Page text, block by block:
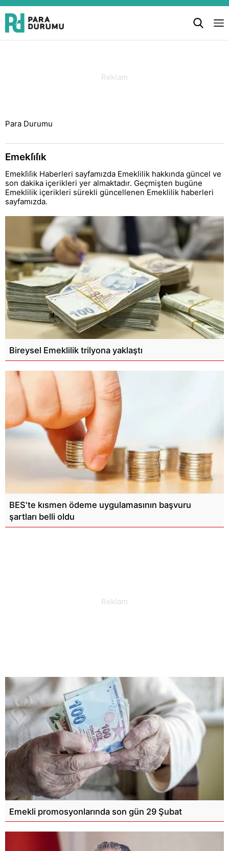
Para Durumu
Emekli̇li̇k
Emekli̇li̇k Haberleri sayfamızda Emeklilik hakkında güncel ve
son dakika içerikleri yer almaktadır. Geçmişten bugüne
Emeklilik içerikleri sürekli güncellenen Emeklilik haberleri
sayfamızda.
Bireysel Emeklilik trilyona yaklaştı
BES'te kısmen ödeme uygulamasının başvuru
şartları belli oldu
Emekli promosyonlarında son gün 29 Şubat